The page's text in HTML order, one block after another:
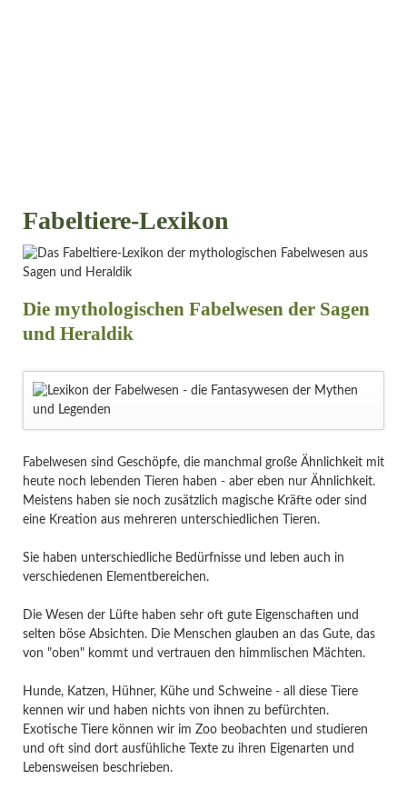
Fabeltiere-Lexikon
Die mythologischen Fabelwesen der Sagen
und Heraldik
Fabelwesen sind Geschöpfe, die manchmal große Ähnlichkeit mit
heute noch lebenden Tieren haben - aber eben nur Ähnlichkeit.
Meistens haben sie noch zusätzlich magische Kräfte oder sind
eine Kreation aus mehreren unterschiedlichen Tieren.
Sie haben unterschiedliche Bedürfnisse und leben auch in
verschiedenen Elementbereichen.
Die Wesen der Lüfte haben sehr oft gute Eigenschaften und
selten böse Absichten. Die Menschen glauben an das Gute, das
von "oben" kommt und vertrauen den himmlischen Mächten.
Hunde, Katzen, Hühner, Kühe und Schweine - all diese Tiere
kennen wir und haben nichts von ihnen zu befürchten.
Exotische Tiere können wir im Zoo beobachten und studieren
und oft sind dort ausfühliche Texte zu ihren Eigenarten und
Lebensweisen beschrieben.